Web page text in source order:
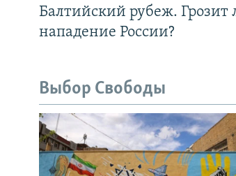
Балтийский рубеж. Грозит
нападение России?
Выбор Свободы